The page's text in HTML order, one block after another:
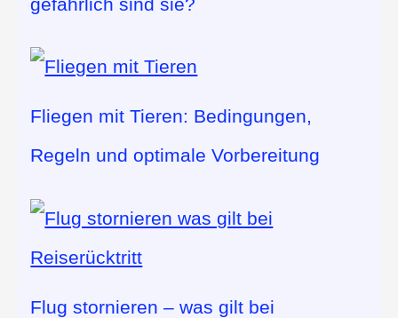
Fliegen mit Tieren: Bedingungen,
Regeln und optimale Vorbereitung
Flug stornieren – was gilt bei